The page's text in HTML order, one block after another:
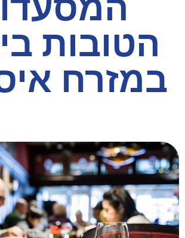
הטובות
במזרח